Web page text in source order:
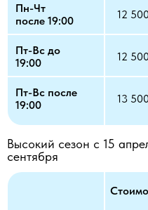
Пн-Чт
после 19:00
12
Пт-Вс до
19:00
Пт-Вс после
19:00
12
13
Высокий сезон с 15
сентября